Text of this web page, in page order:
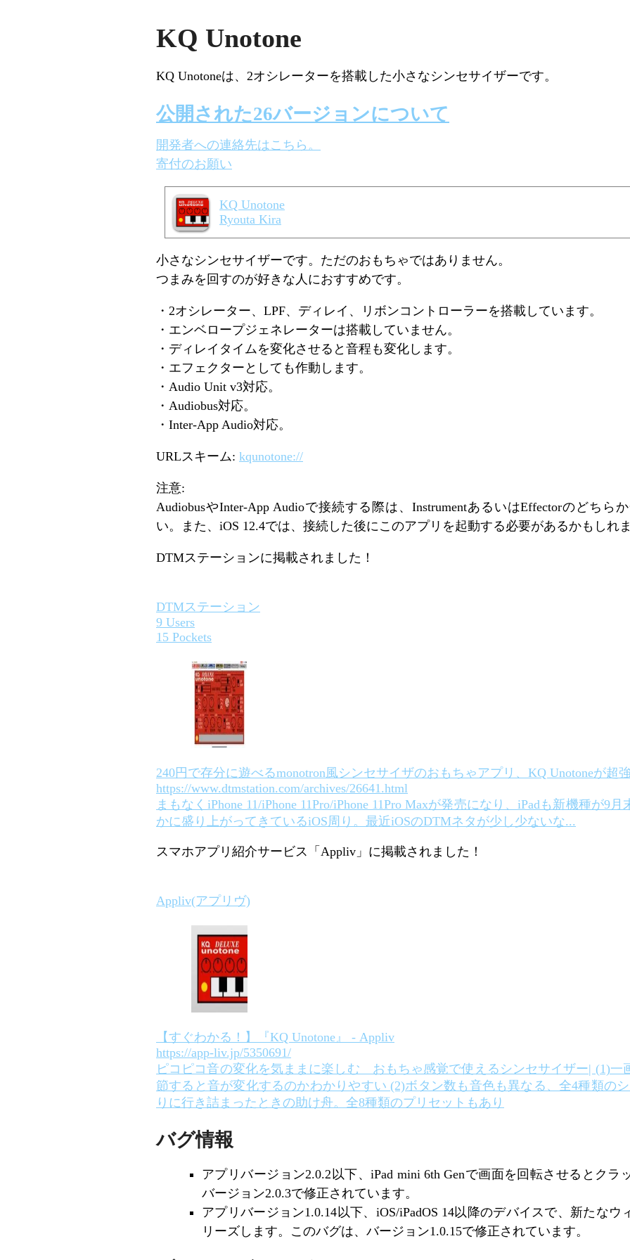
KQ Unotone
KQ Unotoneは、2オシレーターを搭載した小さなシンセサイザーです。
公開された26バージョンについて
開発者への連絡先はこちら。
寄付のお願い
KQ Unotone
Ryouta Kira
小さなシンセサイザーです。ただのおもちゃではありません。
つまみを回すのが好きな人におすすめです。
・2オシレーター、LPF、ディレイ、リボンコントローラーを搭載しています。
・エンベロープジェネレーターは搭載していません。
・ディレイタイムを変化させると音程も変化します。
・エフェクターとしても作動します。
・Audio Unit v3対応。
・Audiobus対応。
・Inter-App Audio対応。
URLスキーム: kqunotone://
注意:
AudiobusやInter-App Audioで接続する際は、InstrumentあるいはEffectorのどちら
い。また、iOS 12.4では、接続した後にこのアプリを起動する必要があるかもしれま
DTMステーションに掲載されました！
DTMステーション
9 Users
15 Pockets
240円で存分に遊べるmonotron風シンセサイザのおもちゃアプリ、KQ Unotoneが超
https://www.dtmstation.com/archives/26641.html
まもなくiPhone 11/iPhone 11Pro/iPhone 11Pro Maxが発売になり、iPadも新機種が9
かに盛り上がってきているiOS周り。最近iOSのDTMネタが少し少ないな...
スマホアプリ紹介サービス「Appliv」に掲載されました！
Appliv(アプリヴ)
【すぐわかる！】『KQ Unotone』 - Appliv
https://app-liv.jp/5350691/
ピコピコ音の変化を気ままに楽しむ おもちゃ感覚で使えるシンセサイザー| (1)一
節すると音が変化するのかわかりやすい (2)ボタン数も音色も異なる、全4種類の
りに行き詰まったときの助け舟。全8種類のプリセットもあり
バグ情報
アプリバージョン2.0.2以下、iPad mini 6th Genで画面を回転させるとクラ
バージョン2.0.3で修正されています。
アプリバージョン1.0.14以下、iOS/iPadOS 14以降のデバイスで、新たな
リーズします。このバグは、バージョン1.0.15で修正されています。